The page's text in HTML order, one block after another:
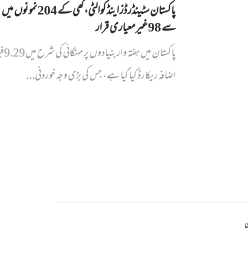
پاکستان سٹینڈرڈز اینڈ کوالٹی، گھی کے 204 نمونوں میں‌
سے 98 غیرمعیاری قرار
اضافہ ریکارڈ کیا گیا ہے، جس کی بڑی وجہ خوردنی...